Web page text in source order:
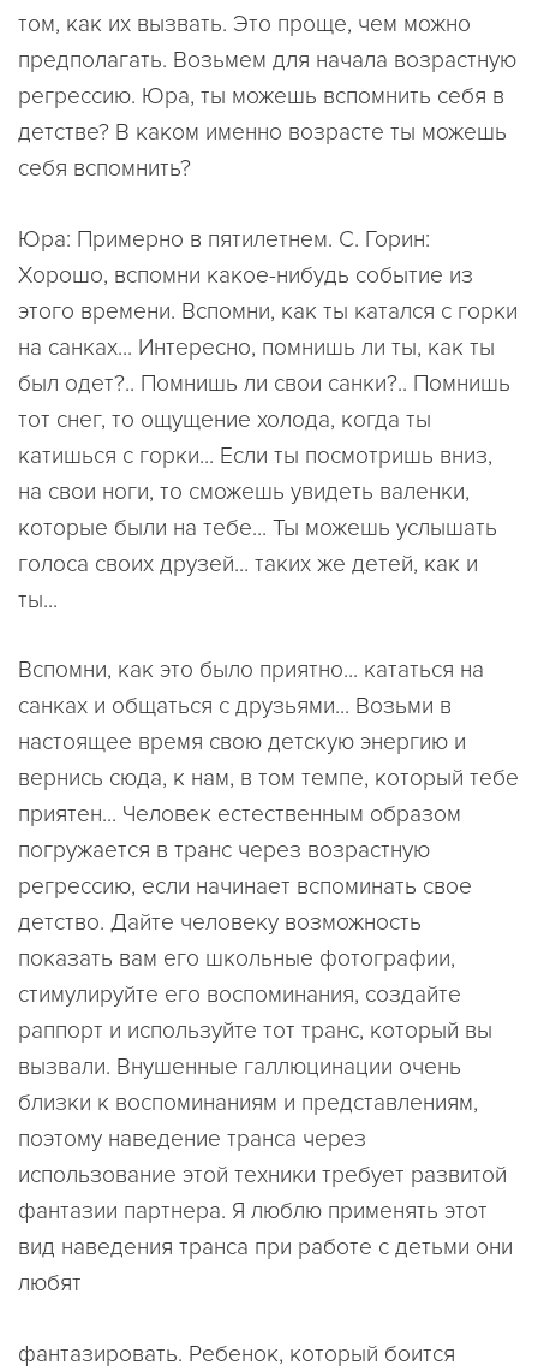
том, как их вызвать. Это проще, чем можно
предполагать. Возьмем для начала возрастную
регрессию. Юра, ты можешь вспомнить себя в
детстве? В каком именно возрасте ты можешь
себя вспомнить?
Юра: Примерно в пятилетнем. С. Горин:
Хорошо, вспомни какое-нибудь событие из
этого времени. Вспомни, как ты катался с горки
на санках... Интересно, помнишь ли ты, как ты
был одет?.. Помнишь ли свои санки?.. Помнишь
тот снег, то ощущение холода, когда ты
катишься с горки... Если ты посмотришь вниз,
на свои ноги, то сможешь увидеть валенки,
которые были на тебе... Ты можешь услышать
голоса своих друзей... таких же детей, как и
ты...
Вспомни, как это было приятно... кататься на
санках и общаться с друзьями... Возьми в
настоящее время свою детскую энергию и
вернись сюда, к нам, в том темпе, который тебе
приятен... Человек естественным образом
погружается в транс через возрастную
регрессию, если начинает вспоминать свое
детство. Дайте человеку возможность
показать вам его школьные фотографии,
стимулируйте его воспоминания, создайте
раппорт и используйте тот транс, который вы
вызвали. Внушенные галлюцинации очень
близки к воспоминаниям и представлениям,
поэтому наведение транса через
использование этой техники требует развитой
фантазии партнера. Я люблю применять этот
вид наведения транса при работе с детьми они
любят
фантазировать. Ребенок, который боится